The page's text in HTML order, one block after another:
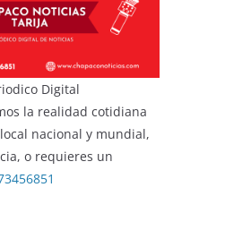
Digital
la realidad cotidiana
nacional y mundial,
o requieres un